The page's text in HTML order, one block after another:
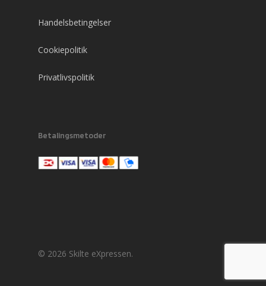
Handelsbetingelser
Cookiepolitik
Privatlivspolitik
Betalingsmetoder
© 2026 Skilte eXpressen.